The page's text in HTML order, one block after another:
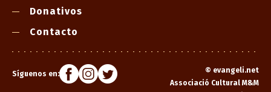
Donativos
Contacto
Síguenos en: © evangeli.net
Associació Cultural M&M